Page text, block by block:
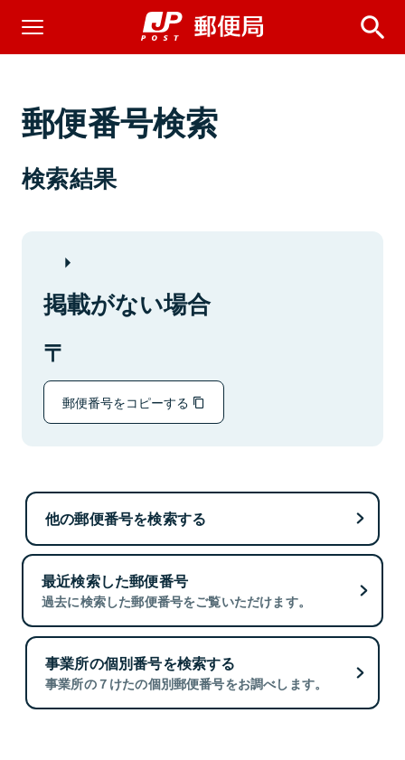
郵便番号検索
検索結果
掲載がない場合
郵便番号をコピーする
他の郵便番号を検索する
最近検索した郵便番号
過去に検索した郵便番号をご覧いただけます。
事業所の個別番号を検索する
事業所の７けたの個別郵便番号をお調べします。